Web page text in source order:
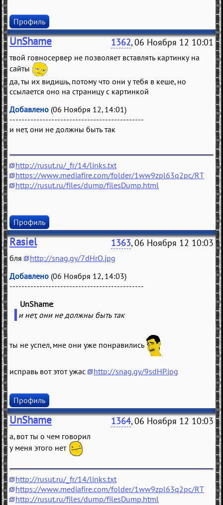
Профиль
UnShame 1362, 06 Ноября 12 10:01
твой говносервер не позволяет вставлять картинку на
сайты
да, ты их видишь, потому что они у тебя в кеше, но
ссылается оно на страницу с картинкой
Добавлено (06 Ноября 12, 14:01)
---------------------------------------------
и нет, они не должны быть так
http://rusut.ru/_fr/14/links.txt
https://www.mediafire.com/folder/1ww9zpl63q2pc/RT
http://rusut.ru/files/dump/filesDump.html
Профиль
Rasiel 1363, 06 Ноября 12 10:03
бля
http://snag.gy/7dHrO.jpg
Добавлено (06 Ноября 12, 14:03)
---------------------------------------------
UnShame
и нет, они не должны быть так
ты не успел, мне они уже понравились
исправь вот этот ужас http://snag.gy/9sdHP.jpg
Профиль
UnShame 1364, 06 Ноября 12 10:03
а, вот ты о чем говорил
у меня этого нет
http://rusut.ru/_fr/14/links.txt
https://www.mediafire.com/folder/1ww9zpl63q2pc/RT
http://rusut.ru/files/dump/filesDump.html